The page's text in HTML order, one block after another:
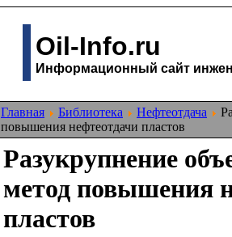
Oil-Info.ru
Информационный сайт
Главная Библиотека Нефтеотдача
повышения нефтеотдачи пластов
Разукрупнение
метод повышения
пластов